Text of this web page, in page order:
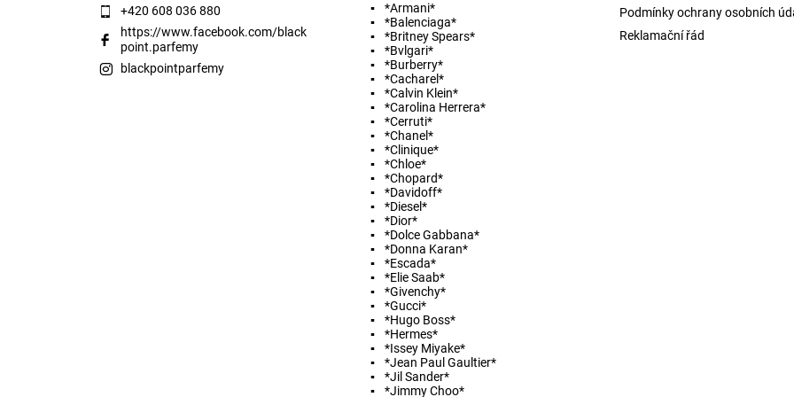
podmínkami ochrany osobních údajů
+420 608 036 880
https://www.facebook.com/black
point.parfemy
blackpointparfemy
*Armani*
*Balenciaga*
*Britney Spears*
*Bvlgari*
*Burberry*
*Cacharel*
*Calvin Klein*
*Carolina Herrera*
*Cerruti*
*Chanel*
*Clinique*
*Chloe*
*Chopard*
*Davidoff*
*Diesel*
*Dior*
*Dolce Gabbana*
*Donna Karan*
*Escada*
*Elie Saab*
*Givenchy*
*Gucci*
*Hugo Boss*
*Hermes*
*Issey Miyake*
*Jean Paul Gaultier*
*Jil Sander*
*Jimmy Choo*
Podmínky ochrany osobních
Reklamační řád